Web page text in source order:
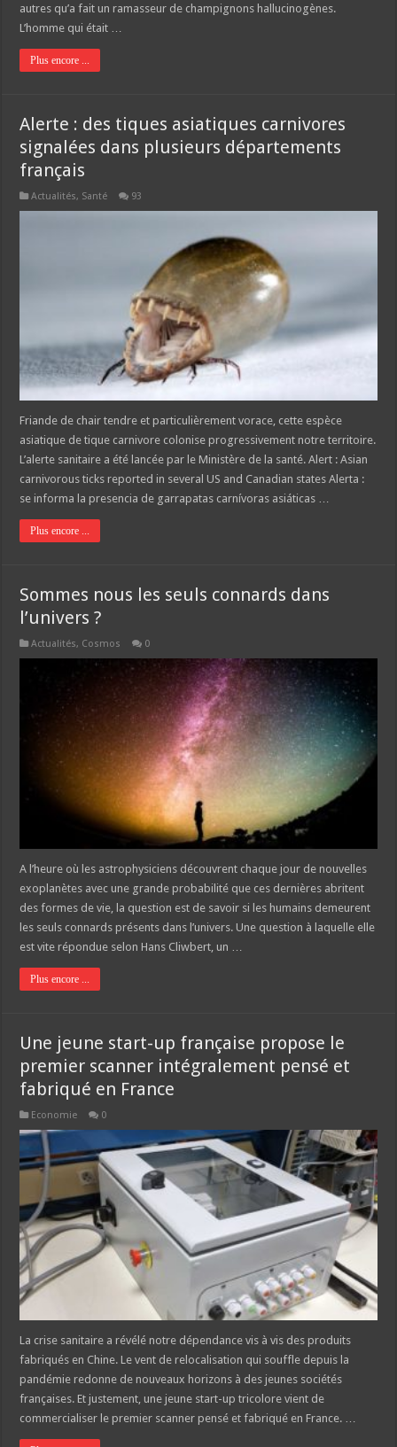
autres qu’a fait un ramasseur de champignons hallucinogènes.
L’homme qui était …
Plus encore ...
Alerte : des tiques asiatiques carnivores
signalées dans plusieurs départements
français
Actualités, Santé 93
Friande de chair tendre et particulièrement vorace, cette espèce
asiatique de tique carnivore colonise progressivement notre territoire.
L’alerte sanitaire a été lancée par le Ministère de la santé. Alert : Asian
carnivorous ticks reported in several US and Canadian states Alerta :
se informa la presencia de garrapatas carnívoras asiáticas …
Plus encore ...
Sommes nous les seuls connards dans
l’univers ?
Actualités, Cosmos 0
A l’heure où les astrophysiciens découvrent chaque jour de nouvelles
exoplanètes avec une grande probabilité que ces dernières abritent
des formes de vie, la question est de savoir si les humains demeurent
les seuls connards présents dans l’univers. Une question à laquelle elle
est vite répondue selon Hans Cliwbert, un …
Plus encore ...
Une jeune start-up française propose le
premier scanner intégralement pensé et
fabriqué en France
Economie 0
La crise sanitaire a révélé notre dépendance vis à vis des produits
fabriqués en Chine. Le vent de relocalisation qui souffle depuis la
pandémie redonne de nouveaux horizons à des jeunes sociétés
françaises. Et justement, une jeune start-up tricolore vient de
commercialiser le premier scanner pensé et fabriqué en France. …